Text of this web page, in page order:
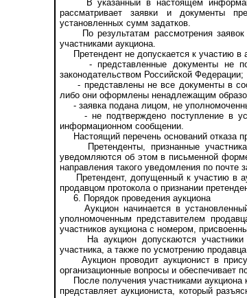
В указанный в настоящем
рассматривает заявки и документы
установленных сумм задатков.
По результатам рассмотрения заявок
участниками аукциона.
Претендент не допускается к участию в
- представленные документы не
законодательством Российской Федерации;
- представлены не все документы в
либо они оформлены ненадлежащим
- заявка подана лицом, не
- не подтверждено поступление в
информационном сообщении.
Настоящий перечень оснований отказа
Претенденты, признанные
уведомляются об этом в письменной
направления такого уведомления по почте
Претендент, допущенный к участию в
продавцом протокола о признании
6. Порядок проведения аукциона
Аукцион начинается в
уполномоченным представителем
участников аукциона с номером,
На аукцион допускаются участники
участника, а также по усмотрению
Аукцион проводит аукционист в
организационные вопросы и обеспечивает
После получения участниками аукциона
представляет аукциониста, который